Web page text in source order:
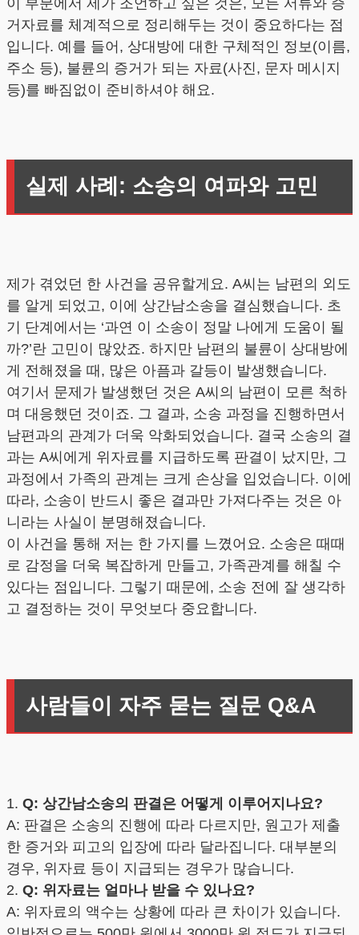
거자료를 체계적으로 정리해두는 것이 중요하다는 점
입니다. 예를 들어, 상대방에 대한 구체적인 정보(이름,
주소 등), 불륜의 증거가 되는 자료(사진, 문자 메시지
등)를 빠짐없이 준비하셔야 해요.
실제 사례: 소송의 여파와 고민
제가 겪었던 한 사건을 공유할게요. A씨는 남편의 외도
를 알게 되었고, 이에 상간남소송을 결심했습니다. 초
기 단계에서는 ‘과연 이 소송이 정말 나에게 도움이 될
까?’란 고민이 많았죠. 하지만 남편의 불륜이 상대방에
게 전해졌을 때, 많은 아픔과 갈등이 발생했습니다.
여기서 문제가 발생했던 것은 A씨의 남편이 모른 척하
며 대응했던 것이죠. 그 결과, 소송 과정을 진행하면서
남편과의 관계가 더욱 악화되었습니다. 결국 소송의 결
과는 A씨에게 위자료를 지급하도록 판결이 났지만, 그
과정에서 가족의 관계는 크게 손상을 입었습니다. 이에
따라, 소송이 반드시 좋은 결과만 가져다주는 것은 아
니라는 사실이 분명해졌습니다.
이 사건을 통해 저는 한 가지를 느꼈어요. 소송은 때때
로 감정을 더욱 복잡하게 만들고, 가족관계를 해칠 수
있다는 점입니다. 그렇기 때문에, 소송 전에 잘 생각하
고 결정하는 것이 무엇보다 중요합니다.
사람들이 자주 묻는 질문 Q&A
1. Q: 상간남소송의 판결은 어떻게 이루어지나요?
A: 판결은 소송의 진행에 따라 다르지만, 원고가 제출
한 증거와 피고의 입장에 따라 달라집니다. 대부분의
경우, 위자료 등이 지급되는 경우가 많습니다.
2. Q: 위자료는 얼마나 받을 수 있나요?
A: 위자료의 액수는 상황에 따라 큰 차이가 있습니다.